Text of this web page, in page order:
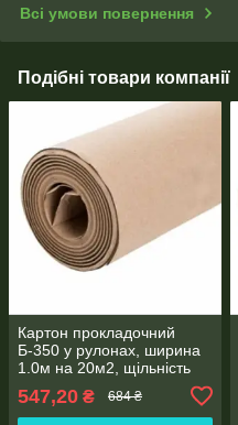
Всі умови повернення
Подібні товари компанії
Картон прокладочний
Б-350 у рулонах, ширина
1.0м на 20м2, щільність
547,20 ₴ 684 ₴